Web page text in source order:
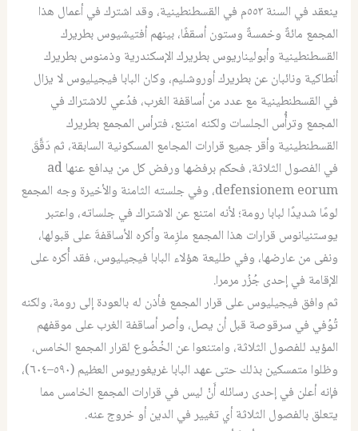
ينعقد في السنة ٥٥٣م في القسطنطينية، وقد اشترك في أعمال هذا
المجمع مائةٌ وخمسةٌ وستون أسقفًا، بينهم أفتيشيوس بطريرك
القسطنطينية وأبوليناريوس بطريرك الإسكندرية وذمنوس بطريرك
أنطاكية ونائبان عن بطريرك أوروشليم، وكان البابا فيجيليوس لا يزال
في القسطنطينية مع عدد من أساقفة الغرب، فدُعي للاشتراك في
المجمع وترأُّس الجلسات ولكنه امتنع، فترأس المجمع بطريرك
القسطنطينية وأقر جميع قرارات المجامع المسكونية السابقة، ثم دَقَّقَ
في الفصول الثلاثة، فحكم برفضها ورفض كل من يدافع عنهاad
defensionem eorum، وفي جلسته الثامنة والأخيرة وجه المجمع
لومًا شديدًا لبابا رومة؛ لأنه امتنع عن الاشتراك في جلساته، واعتبر
يوستنيانوس قرارات هذا المجمع ملزِمة وأكره الأساقفةَ على قبولها،
ونفى من عارضها، وفي طليعة هؤلاء البابا فيجيليوس، فقد أُكره على
الإقامة في إحدى جُزُر مرمرا.
ثم وافق فيجيليوس على قرار المجمع فأذن له بالعودة إلى رومة، ولكنه
تُوُفي في سرقوصة قبل أن يصل، وأصر أساقفة الغرب على موقفهم
المؤيد للفصول الثلاثة، وامتنعوا عن الخُضُوع لقرار المجمع الخامس،
وظلوا متمسكين بذلك حتى عهد البابا غريغوريوس العظيم (٥٩٠–٦٠٤)،
فإنه أعلن في إحدى رسائله أَنْ ليس في قرارات المجمع الخامس مما
يتعلق بالفصول الثلاثة أي تغيير في الدين أو خروج عنه.